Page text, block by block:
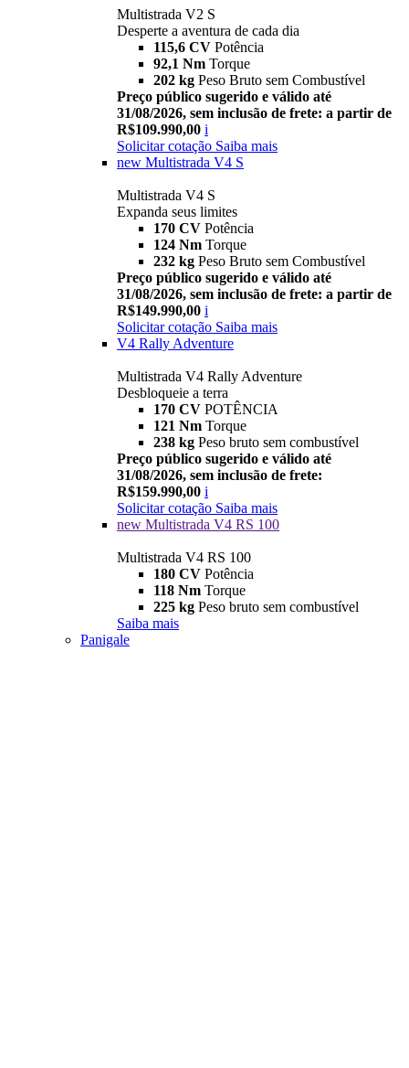
Multistrada V2 S
Desperte a aventura de cada dia
115,6 CV Potência
92,1 Nm Torque
202 kg Peso Bruto sem Combustível
Preço público sugerido e válido até
31/08/2026, sem inclusão de frete: a partir de
R$109.990,00 i
Solicitar cotação Saiba mais
new Multistrada V4 S
Multistrada V4 S
Expanda seus limites
170 CV Potência
124 Nm Torque
232 kg Peso Bruto sem Combustível
Preço público sugerido e válido até
31/08/2026, sem inclusão de frete: a partir de
R$149.990,00 i
Solicitar cotação Saiba mais
V4 Rally Adventure
Multistrada V4 Rally Adventure
Desbloqueie a terra
170 CV POTÊNCIA
121 Nm Torque
238 kg Peso bruto sem combustível
Preço público sugerido e válido até
31/08/2026, sem inclusão de frete:
R$159.990,00 i
Solicitar cotação Saiba mais
new Multistrada V4 RS 100
Multistrada V4 RS 100
180 CV Potência
118 Nm Torque
225 kg Peso bruto sem combustível
Saiba mais
Panigale